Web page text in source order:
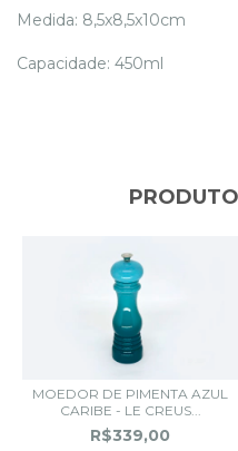
Medida: 8,5x8,5x10cm
Capacidade: 450ml
MOEDOR DE PIMENTA AZUL
CARIBE - LE CREUS...
R$339,00